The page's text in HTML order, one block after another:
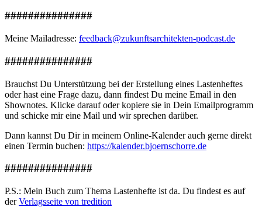
###############
Meine Mailadresse: feedback@zukunftsarchitekten-podcast.de
###############
Brauchst Du Unterstützung bei der Erstellung eines Lastenheftes
oder hast eine Frage dazu, dann findest Du meine Email in den
Shownotes. Klicke darauf oder kopiere sie in Dein Emailprogramm
und schicke mir eine Mail und wir sprechen darüber.
Dann kannst Du Dir in meinem Online-Kalender auch gerne direkt
einen Termin buchen: https://kalender.bjoernschorre.de
###############
P.S.: Mein Buch zum Thema Lastenhefte ist da. Du findest es auf
derVerlagsseite von tredition